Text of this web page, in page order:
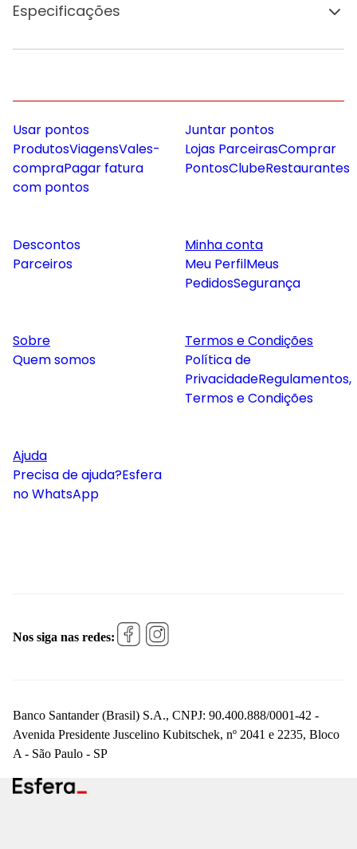
Especificações
Usar pontos
ProdutosViagensVales-
compraPagar fatura
com pontos
Juntar pontos
Lojas ParceirasComprar
PontosClubeRestaurantes
Descontos
Parceiros
Minha conta
Meu PerfilMeus
PedidosSegurança
Sobre
Quem somos
Termos e Condições
Política de
PrivacidadeRegulamentos,
Termos e Condições
Ajuda
Precisa de ajuda?Esfera
no WhatsApp
Nos siga nas redes:
Banco Santander (Brasil) S.A., CNPJ: 90.400.888/0001-42 -
Avenida Presidente Juscelino Kubitschek, nº 2041 e 2235, Bloco
A - São Paulo - SP